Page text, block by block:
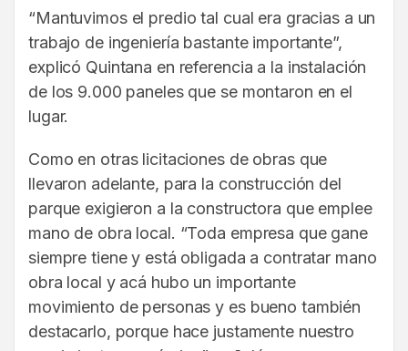
“Mantuvimos el predio tal cual era gracias a un
trabajo de ingeniería bastante importante”,
explicó Quintana en referencia a la instalación
de los 9.000 paneles que se montaron en el
lugar.
Como en otras licitaciones de obras que
llevaron adelante, para la construcción del
parque exigieron a la constructora que emplee
mano de obra local. “Toda empresa que gane
siempre tiene y está obligada a contratar mano
obra local y acá hubo un importante
movimiento de personas y es bueno también
destacarlo, porque hace justamente nuestro